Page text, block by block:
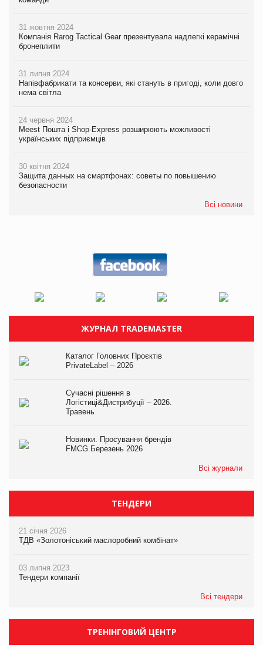
31 жовтня 2024
Компанія Rarog Tactical Gear презентувала надлегкі керамічні
бронеплити
31 липня 2024
Напівфабрикати та консерви, які стануть в пригоді, коли довго
нема світла
24 червня 2024
Meest Пошта і Shop-Express розширюють можливості
українських підприємців
30 квітня 2024
Защита данных на смартфонах: советы по повышению
безопасности
Всі новини
ЖУРНАЛ TRADEMASTER
Каталог Головних Проєктів
PrivateLabel – 2026
Сучасні рішення в
Логістиці&Дистрибуції – 2026.
Травень
Новинки. Просування брендів
FMCG.Березень 2026
Всі журнали
ТЕНДЕРИ
21 січня 2026
ТДВ «Золотоніський маслоробний комбінат»
03 липня 2023
Тендери компанії
Всі тендери
ТРЕНІНГОВИЙ ЦЕНТР